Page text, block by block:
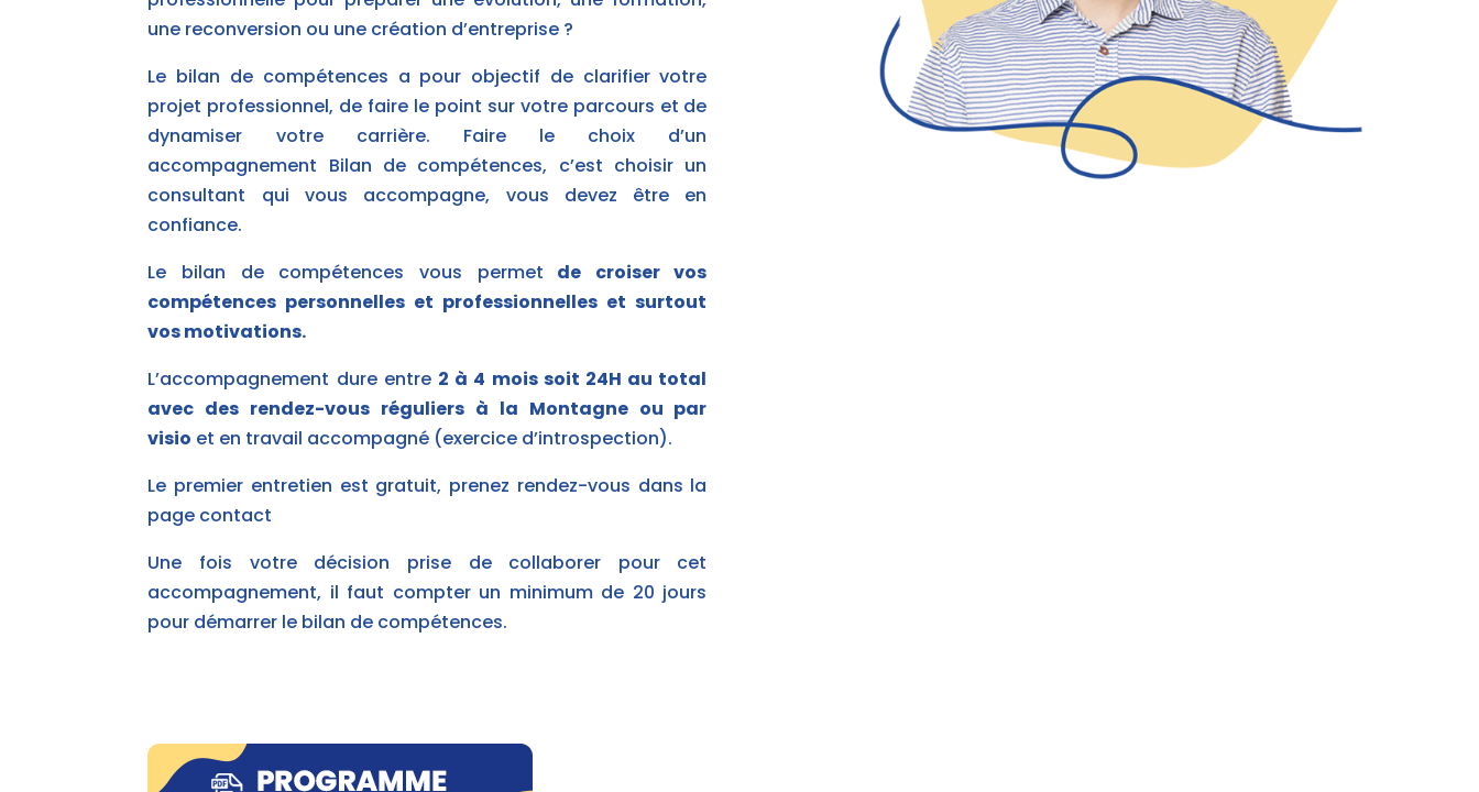
une reconversion ou une création d’entreprise ?
Le bilan de compétences a pour objectif de clarifier votre
projet professionnel, de faire le point sur votre parcours et de
dynamiser votre carrière. Faire le choix d’un
accompagnement Bilan de compétences, c’est choisir un
consultant qui vous accompagne, vous devez être en
confiance.
Le bilan de compétences vous permet de croiser vos
compétences personnelles et professionnelles et surtout
vos motivations.
L’accompagnement dure entre 2 à 4 mois soit 24H au total
avec des rendez-vous réguliers à la Montagne ou par
visio et en travail accompagné (exercice d’introspection).
Le premier entretien est gratuit, prenez rendez-vous dans la
page contact
Une fois votre décision prise de collaborer pour cet
accompagnement, il faut compter un minimum de 20 jours
pour démarrer le bilan de compétences.